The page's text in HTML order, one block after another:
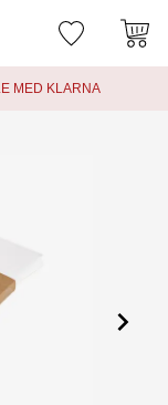
MED KLARNA